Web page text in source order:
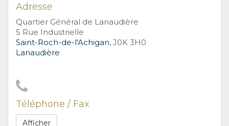
Adresse
Quartier Général de Lanaudière
5 Rue Industrielle
Saint-Roch-de-l'Achigan, J0K 3H0
Lanaudière
Téléphone / Fax
Afficher